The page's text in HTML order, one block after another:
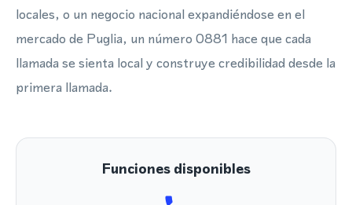
locales, o un negocio nacional expandiéndose en el
mercado de Puglia, un número 0881 hace que cada
llamada se sienta local y construye credibilidad desde la
primera llamada.
Funciones disponibles